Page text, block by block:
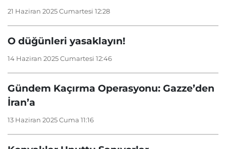
21 Haziran 2025 Cumartesi 12:28
O düğünleri yasaklayın!
14 Haziran 2025 Cumartesi 12:46
Gündem Kaçırma Operasyonu: Gazze’den
İran’a
13 Haziran 2025 Cuma 11:16